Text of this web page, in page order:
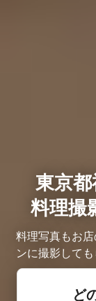
東京
料理撮
料理写真もお
ンに撮影しても
ど